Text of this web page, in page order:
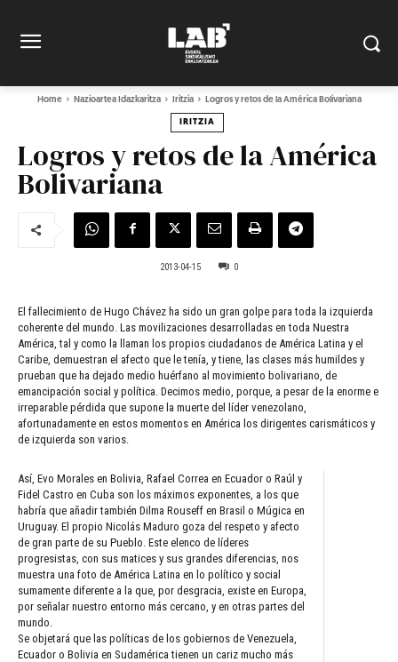
Home Nazioartea Idazkaritza Iritzia Logros y retos de la América Bolivariana
IRITZIA
Logros y retos de la América
Bolivariana
2013-04-15 0
El fallecimiento de Hugo Chávez ha sido un gran golpe para toda la izquierda
coherente del mundo. Las movilizaciones desarrolladas en toda Nuestra
América, tal y como la llaman los propios ciudadanos de América Latina y el
Caribe, demuestran el afecto que le tenía, y tiene, las clases más humildes y
prueban que ha dejado medio huérfano al movimiento bolivariano, de
emancipación social y política. Decimos medio, porque, a pesar de la enorme e
irreparable pérdida que supone la muerte del líder venezolano,
afortunadamente en estos momentos en América los dirigentes carismáticos y
de izquierda son varios.
Así, Evo Morales en Bolivia, Rafael Correa en Ecuador o Raúl y
Fidel Castro en Cuba son los máximos exponentes, a los que
habría que añadir también Dilma Rouseff en Brasil o Múgica en
Uruguay. El propio Nicolás Maduro goza del respeto y afecto
de gran parte de su Pueblo. Este elenco de líderes
progresistas, con sus matices y sus grandes diferencias, nos
muestra una foto de América Latina en lo político y social
sumamente diferente a la que, por desgracia, existe en Europa,
por señalar nuestro entorno más cercano, y en otras partes del
mundo.
Se objetará que las políticas de los gobiernos de Venezuela,
Ecuador o Bolivia en Sudamérica tienen un cariz mucho más